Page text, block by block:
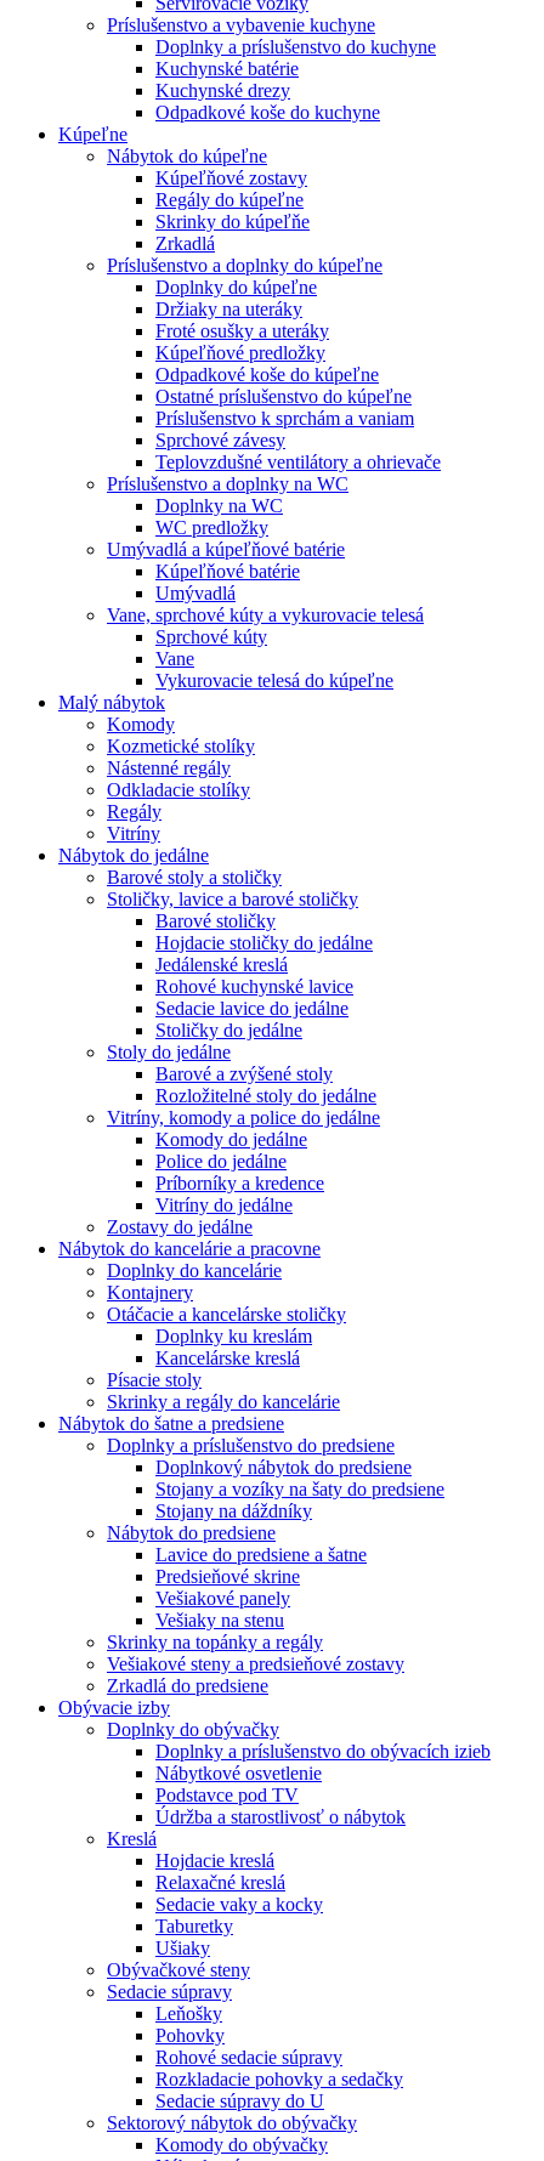
Príslušenstvo a vybavenie kuchyne
Doplnky a príslušenstvo do kuchyne
Kuchynské batérie
Kuchynské drezy
Odpadkové koše do kuchyne
Kúpeľne
Nábytok do kúpeľne
Kúpeľňové zostavy
Regály do kúpeľne
Skrinky do kúpeľňe
Zrkadlá
Príslušenstvo a doplnky do kúpeľne
Doplnky do kúpeľne
Držiaky na uteráky
Froté osušky a uteráky
Kúpeľňové predložky
Odpadkové koše do kúpeľne
Ostatné príslušenstvo do kúpeľne
Príslušenstvo k sprchám a vaniam
Sprchové závesy
Teplovzdušné ventilátory a ohrievače
Príslušenstvo a doplnky na WC
Doplnky na WC
WC predložky
Umývadlá a kúpeľňové batérie
Kúpeľňové batérie
Umývadlá
Vane, sprchové kúty a vykurovacie telesá
Sprchové kúty
Vane
Vykurovacie telesá do kúpeľne
Malý nábytok
Komody
Kozmetické stolíky
Nástenné regály
Odkladacie stolíky
Regály
Vitríny
Nábytok do jedálne
Barové stoly a stoličky
Stoličky, lavice a barové stoličky
Barové stoličky
Hojdacie stoličky do jedálne
Jedálenské kreslá
Rohové kuchynské lavice
Sedacie lavice do jedálne
Stoličky do jedálne
Stoly do jedálne
Barové a zvýšené stoly
Rozložitelné stoly do jedálne
Vitríny, komody a police do jedálne
Komody do jedálne
Police do jedálne
Príborníky a kredence
Vitríny do jedálne
Zostavy do jedálne
Nábytok do kancelárie a pracovne
Doplnky do kancelárie
Kontajnery
Otáčacie a kancelárske stoličky
Doplnky ku kreslám
Kancelárske kreslá
Písacie stoly
Skrinky a regály do kancelárie
Nábytok do šatne a predsiene
Doplnky a príslušenstvo do predsiene
Doplnkový nábytok do predsiene
Stojany a vozíky na šaty do predsiene
Stojany na dáždníky
Nábytok do predsiene
Lavice do predsiene a šatne
Predsieňové skrine
Vešiakové panely
Vešiaky na stenu
Skrinky na topánky a regály
Vešiakové steny a predsieňové zostavy
Zrkadlá do predsiene
Obývacie izby
Doplnky do obývačky
Doplnky a príslušenstvo do obývacích izieb
Nábytkové osvetlenie
Podstavce pod TV
Údržba a starostlivosť o nábytok
Kreslá
Hojdacie kreslá
Relaxačné kreslá
Sedacie vaky a kocky
Taburetky
Ušiaky
Obývačkové steny
Sedacie súpravy
Leňošky
Pohovky
Rohové sedacie súpravy
Rozkladacie pohovky a sedačky
Sedacie súpravy do U
Sektorový nábytok do obývačky
Komody do obývačky